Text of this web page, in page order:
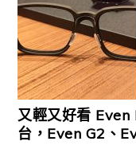
又輕又好看
台，Even G2、